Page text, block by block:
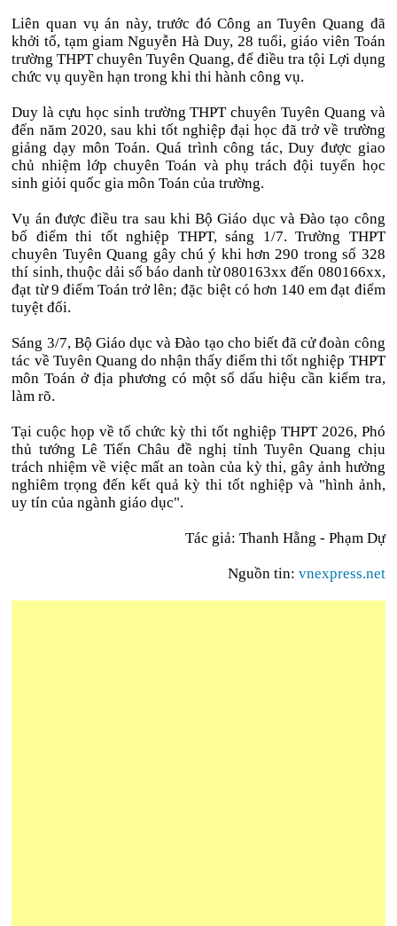
Liên quan vụ án này, trước đó Công an Tuyên Quang đã
khởi tố, tạm giam Nguyễn Hà Duy, 28 tuổi, giáo viên Toán
trường THPT chuyên Tuyên Quang, để điều tra tội Lợi dụng
chức vụ quyền hạn trong khi thi hành công vụ.
Duy là cựu học sinh trường THPT chuyên Tuyên Quang và
đến năm 2020, sau khi tốt nghiệp đại học đã trở về trường
giảng dạy môn Toán. Quá trình công tác, Duy được giao
chủ nhiệm lớp chuyên Toán và phụ trách đội tuyển học
sinh giỏi quốc gia môn Toán của trường.
Vụ án được điều tra sau khi Bộ Giáo dục và Đào tạo công
bố điểm thi tốt nghiệp THPT, sáng 1/7. Trường THPT
chuyên Tuyên Quang gây chú ý khi hơn 290 trong số 328
thí sinh, thuộc dải số báo danh từ 080163xx đến 080166xx,
đạt từ 9 điểm Toán trở lên; đặc biệt có hơn 140 em đạt điểm
tuyệt đối.
Sáng 3/7, Bộ Giáo dục và Đào tạo cho biết đã cử đoàn công
tác về Tuyên Quang do nhận thấy điểm thi tốt nghiệp THPT
môn Toán ở địa phương có một số dấu hiệu cần kiểm tra,
làm rõ.
Tại cuộc họp về tổ chức kỳ thi tốt nghiệp THPT 2026, Phó
thủ tướng Lê Tiến Châu đề nghị tỉnh Tuyên Quang chịu
trách nhiệm về việc mất an toàn của kỳ thi, gây ảnh hưởng
nghiêm trọng đến kết quả kỳ thi tốt nghiệp và "hình ảnh,
uy tín của ngành giáo dục".
Tác giả: Thanh Hằng - Phạm Dự
Nguồn tin: vnexpress.net